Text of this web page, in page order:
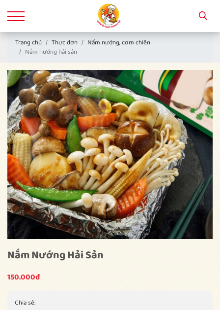
Trang chủ Thực đơn
Nấm nướng, cơm chiên
Nắm nướng hải sản
Nắm Nướng Hải Sản
150.000đ
Chia sẻ: